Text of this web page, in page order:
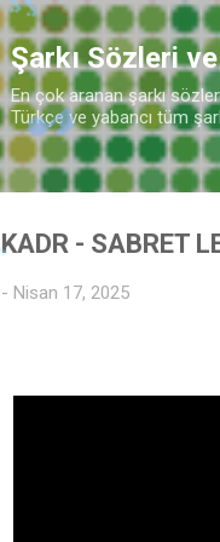
Şarkı Sözleri
En çok aranan şarkı
Türkçe ve yabancı tüm
KADR - SABRET
- Nisan 17, 2025